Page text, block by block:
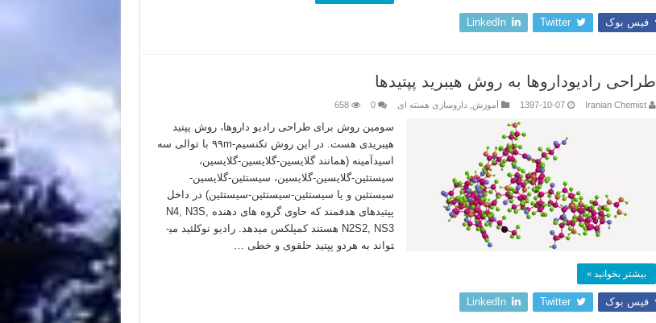
فیس بوک Twitter
LinkedIn
طراحی رادیوداروها به روش هیبرید پپتیدها
Iranian Chemist
1397-10-07 آموزش داروسازی هسته ای 0
658
سومین روش برای طراحی رادیو داروها، روش پپتید
هیبریدی هست. در این روش تکنسیم-۹۹m با توالی سه
اسیدآمینه (همانند گلایسین-گلایسین-گلایسین،
سیستئین-گلایسین-گلایسین، سیستئین-گلایسین-
سیستئین و یا سیستئین-سیستئین-سیستئین) در داخل
پپتیدهای هدفمند که حاوی گروه های دهنده N4, N3S,
N2S2, NS3 هستند کمپلکس می­دهد. رادیو نوکلئید می­
تواند به هردو پپتید حلقوی و خطی …
بیشتر بخوانید »
فیس بوک Twitter
LinkedIn